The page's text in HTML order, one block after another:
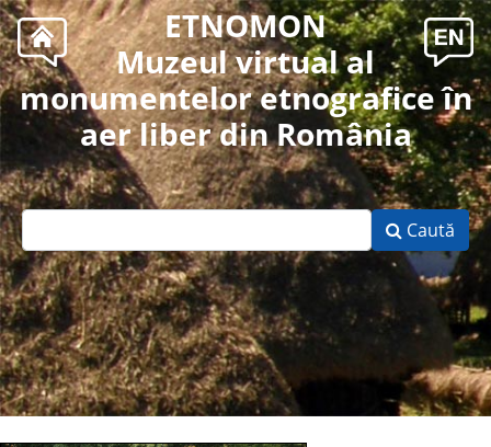
ETNOMON
Muzeul virtual al
monumentelor etnografice în
aer liber din România
Caută